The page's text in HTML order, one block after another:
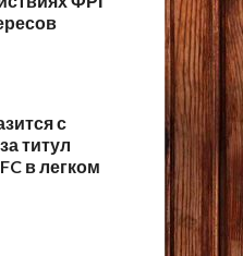
с
титул
в легком